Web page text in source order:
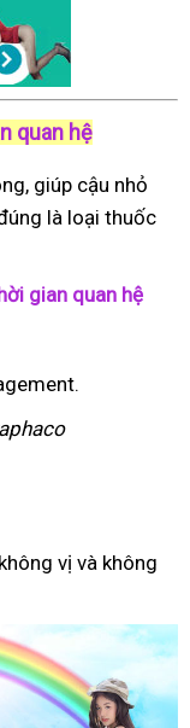
quan hệ
giúp cậu nhỏ
là loại thuốc
gian quan hệ
vị và không